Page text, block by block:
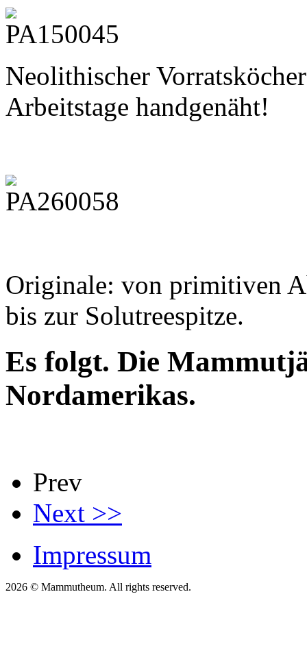
Neolithischer
Arbeitstage handgenäht!
Originale: von primitiven
bis zur Solutreespitze.
Es folgt. Die
Nordamerikas.
Prev
Next >>
Impressum
2026 © Mammutheum. All rights reserved.